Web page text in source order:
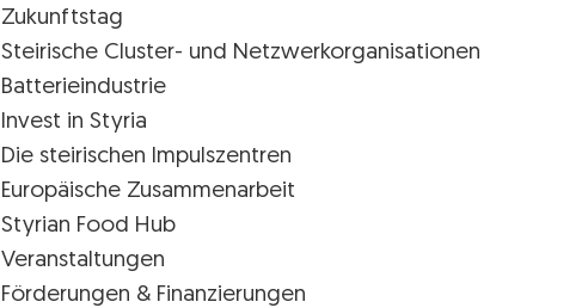
Zukunftstag
Steirische Cluster- und Netzwerkorganisationen
Batterieindustrie
Invest in Styria
Die steirischen Impulszentren
Europäische Zusammenarbeit
Styrian Food Hub
Veranstaltungen
Förderungen & Finanzierungen